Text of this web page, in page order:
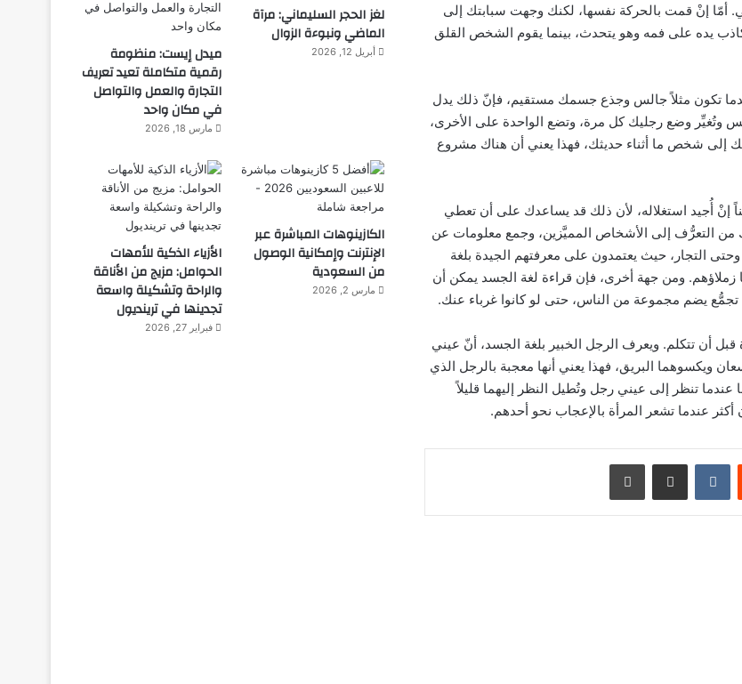
أمّا إنْ قمت بالحركة نفسها، لكنك وجهت سبابتك إلى
يده على فمه وهو يتحدث، بينما يقوم الشخص القلق
تكون مثلاً جالس وجذع جسمك مستقيم، فإنّ ذلك يدل
وتُغيِّر وضع رجليك كل مرة، وتضع الواحدة على الأخرى،
إلى شخص ما أثناء حديثك، فهذا يعني أن هناك مشروع
إنْ أُجيد استغلاله، لأن ذلك قد يساعدك على أن تعطي
التعرُّف إلى الأشخاص المميَّزين، وجمع معلومات عن
التجار، حيث يعتمدون على معرفتهم الجيدة بلغة
زملاؤهم. ومن جهة أخرى، فإن قراءة لغة الجسد يمكن أن
تجمُّع يضم مجموعة من الناس، حتى لو كانوا غرباء عنك.
أن تتكلم. ويعرف الرجل الخبير بلغة الجسد، أنّ عيني
ويكسوهما البريق، فهذا يعني أنها معجبة بالرجل الذي
عندما تنظر إلى عيني رجل وتُطيل النظر إليهما قليلاً
أكثر عندما تشعر المرأة بالإعجاب نحو أحدهم.
لغز الحجر السليماني: مرآة
الماضي ونبوءة الزوال
أبريل 12, 2026
ميدل إيست: منظومة
رقمية متكاملة تعيد تعريف
التجارة والعمل والتواصل
في مكان واحد
مارس 18, 2026
الكازينوهات المباشرة عبر
الإنترنت وإمكانية الوصول
من السعودية
مارس 2, 2026
الأزياء الذكية للأمهات
الحوامل: مزيج من الأناقة
والراحة وتشكيلة واسعة
تجدينها في ترينديول
فبراير 27, 2026